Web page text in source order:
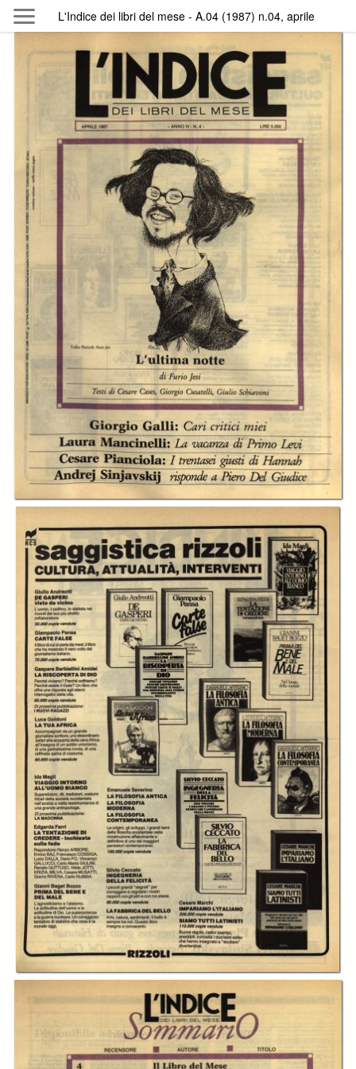
Skip to main content
Byterfly
Follow The Byterfly And Enjoy Open
Knowledge
Policy Collections Providers Exhibitions
Search Term
L'Indice dei libri del mese - A.04 (1987) n.04, aprile
In collections
L’Indice dei libri del mese
Title:
L'Indice dei libri del mese - A.04 (1987) n.04, aprile
Table of contents:
Sommariopage 3
Creator:
Gian Giacomo Migone
Publisher: